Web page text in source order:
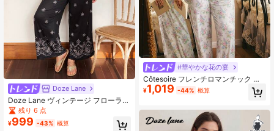
Doze Lane
Doze Lane ヴィンテージ フローラル
プリント カジュアル プラスサイズ
パジャマセット
残り 6 点
¥999 -43% 概算
#華やかな花の宴
Côtesoire フレンチロマンチック エ
レガント フローラルプリント レース
パッチワーク プラスサイズ レディー
¥1,019 -44% 概算